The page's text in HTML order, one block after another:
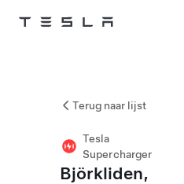
Tesla
Terug naar lijst
Tesla
Supercharger
Björkliden,